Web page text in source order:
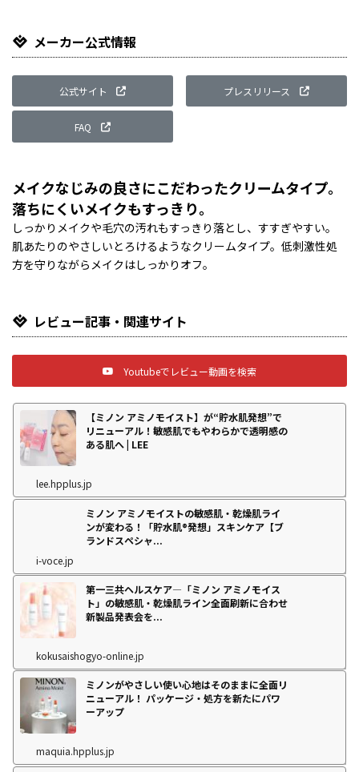
メーカー公式情報
公式サイト プレスリリース
FAQ
メイクなじみの良さにこだわったクリームタイプ。
落ちにくいメイクもすっきり。
しっかりメイクや毛穴の汚れもすっきり落とし、すすぎやすい。
肌あたりのやさしいとろけるようなクリームタイプ。低刺激性処
方を守りながらメイクはしっかりオフ​。
レビュー記事・関連サイト
Youtubeでレビュー動画を検索
【ミノン アミノモイスト】が“貯水肌発想”で
リニューアル！敏感肌でもやわらかで透明感の
ある肌へ | LEE
lee.hpplus.jp
ミノン アミノモイストの敏感肌・乾燥肌ライ
ンが変わる！「貯水肌®発想」スキンケア【ブ
ランドスペシャ...
i-voce.jp
第一三共ヘルスケア―「ミノン アミノモイス
ト」の敏感肌・乾燥肌ライン全面刷新に合わせ
新製品発表会を...
kokusaishogyo-online.jp
ミノンがやさしい使い心地はそのままに全面リ
ニューアル！ パッケージ・処方を新たにパワ
ーアップ
maquia.hpplus.jp